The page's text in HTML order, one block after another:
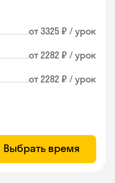
от 3325 ₽ / урок
от 2282 ₽ / урок
от 2282 ₽ / урок
Выбрать время